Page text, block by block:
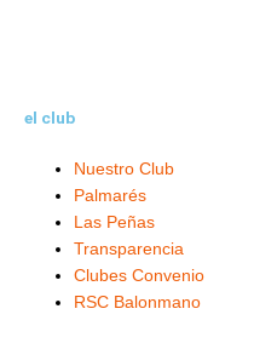
el club
Nuestro Club
Palmarés
Las Peñas
Transparencia
Clubes Convenio
RSC Balonmano